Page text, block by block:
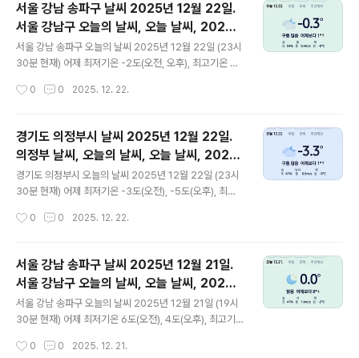
위 이미지에서 오전, 오후 기상 상태 참조 대기상황
공기질은어제미세먼지는 좋음 = 26 ㎍/m³ 초미세먼지
좋음 = 6 ㎍/m³ 황사는 보통 = 17 ㎍/m³자외선 (오후)
= 낮음오늘미세먼지는 좋음 = 16 ㎍/m³ 초미세먼지 보
낮음 대기상태는 어제와..
서울 강남 송파구 날씨 2025년 12월 22일.
서울 강남구 오늘의 날씨, 오늘 날씨, 2025 1
222, 초미세먼지, 미세먼지, 황사, 자외선
서울 강남 송파구 오늘의 날씨 2025년 12월 22일 (23시
30분 현재) 어제 최저기온 -2도(오전, 오후), 최고기온 2
어제보다 2도 낮은 최저기온이고 어제보다 2도 높은 최고
이미지에서 오전, 오후 기상 상태 참조 대기상황 공기질은
어제 미세먼지는 좋음 = 28 ㎍/m³ 초미세먼지 좋음 = 9
㎍/m³ 황사는 보통 = 30 ㎍/m³ 자외선 (오후) = 낮음
오늘미세먼지는 보통 = 32 ㎍/m³ 초미세먼지 좋음 = 14
대기상태는 어..
0 0 2025. 12. 22.
경기도 의정부시 날씨 2025년 12월 22일.
의정부 날씨, 오늘의 날씨, 오늘 날씨, 2025
1222, 초미세먼지, 미세먼지, 황사, 자외선
경기도 의정부시 오늘의 날씨 2025년 12월 22일 (23시
30분 현재) 어제 최저기온 -3도(오전), -5도(오후), 최고
(오후) 어제보다 3도 낮은 최저기온이고 어제보다 3도
위 이미지에서 오전, 오후 기상 상태 참조 대기상황
공기질은어제미세먼지는 좋음 = 30 ㎍/m³ 초미세먼지
좋음 = 0 ㎍/m³ 황사는 보통 = 30 ㎍/m³자외선 (오후)
= 낮음오늘미세먼지는 좋음 = 26 ㎍/m³ 초미세먼지 좋
낮음 대기상태는 어제보..
0 0 2025. 12. 22.
서울 강남 송파구 날씨 2025년 12월 21일.
서울 강남구 오늘의 날씨, 오늘 날씨, 2025 1
221, 초미세먼지, 미세먼지, 황사, 자외선
서울 강남 송파구 오늘의 날씨 2025년 12월 21일 (19시
30분 현재) 어제 최저기온 6도(오전), 4도(오후), 최고기
2도(오후) 어제보다 6도 낮은 최저기온이고 어제보다 8도
0 0 2025. 12. 21.